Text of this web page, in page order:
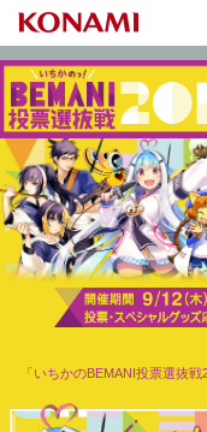
「いちかのBEMANI投票選抜